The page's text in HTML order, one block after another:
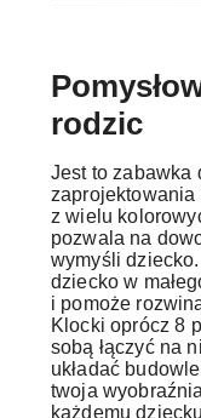
rodzic
Jest to zabawka
zaprojektowania
z wielu
pozwala na
wymyśli
dziecko w
i pomoże
Klocki oprócz 8
sobą łączyć na
układać
twoja
każdemu